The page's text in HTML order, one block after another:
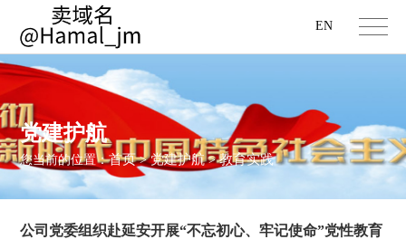
EN
党建护航
您当前的位置：首页>党建护航>教育实践
公司党委组织赴延安开展“不忘初心、牢记使命”党性教育